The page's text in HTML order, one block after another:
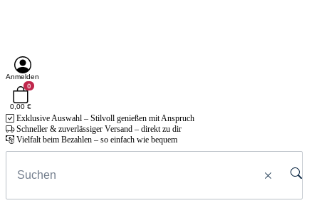
Anmelden
0
0,00 €
Exklusive Auswahl – Stilvoll genießen mit Anspruch
Schneller & zuverlässiger Versand – direkt zu dir
Vielfalt beim Bezahlen – so einfach wie bequem